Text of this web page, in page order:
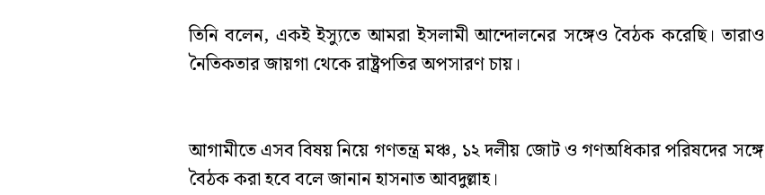
তিনি বলেন, একই ইস্যুতে আমরা ইসলামী আন্দোলনের সঙ্গেও বৈঠক করেছি। তারাও
নৈতিকতার জায়গা থেকে রাষ্ট্রপতির অপসারণ চায়।
আগামীতে এসব বিষয় নিয়ে গণতন্ত্র মঞ্চ, ১২ দলীয় জোট ও গণঅধিকার পরিষদের সঙ্গে
বৈঠক করা হবে বলে জানান হাসনাত আবদুল্লাহ।